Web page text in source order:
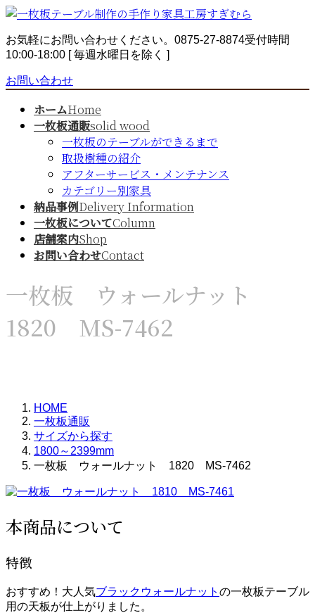
コ
テ
ン
へ
ナ
ゲ
ー
ョ
お気軽にお問い合わせください。 0875-27-8874受付時間
10:00-18:00 [ 毎週水曜日を除く ]
お問い合わせ
ホームHome
一枚板通販solid wood
一枚板のテーブルができるまで
取扱樹種の紹介
アフターサービス・メンテナンス
カテゴリー別家具
納品事例Delivery Information
一枚板についてColumn
店舗案内Shop
お問い合わせContact
一枚板 ウォールナット
1820 MS-7462
HOME
一枚板通販
サイズから探す
1800～2399mm
一枚板 ウォールナット 1820 MS-7462
本商品について
特徴
おすすめ！大人気ブラックウォールナット の一枚板テーブル
用の天板が仕上がりました。